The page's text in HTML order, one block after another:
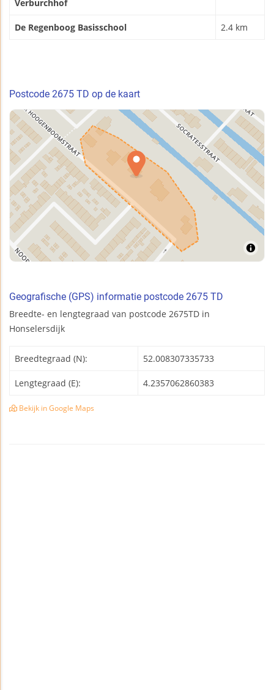
Verburchhof
De Regenboog Basisschool 2.4 km
Postcode 2675 TD op de kaart
Geografische (GPS) informatie postcode 2675 TD
Breedte- en lengtegraad van postcode 2675TD in
Honselersdijk
Breedtegraad (N): 52.008307335733
Lengtegraad (E): 4.2357062860383
Bekijk in Google Maps